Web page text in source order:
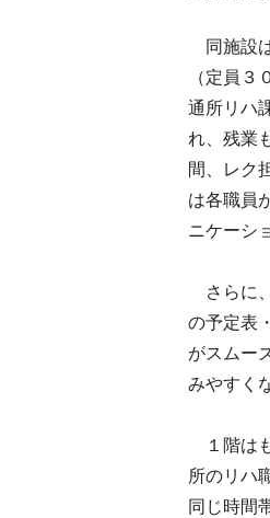
同施設
（定員３
通所リハ
れ、残業
間、レク
は各職員
ニケーシ
さらに
の予定表
がスムー
みやすく
１階は
所のリハ
同じ時間